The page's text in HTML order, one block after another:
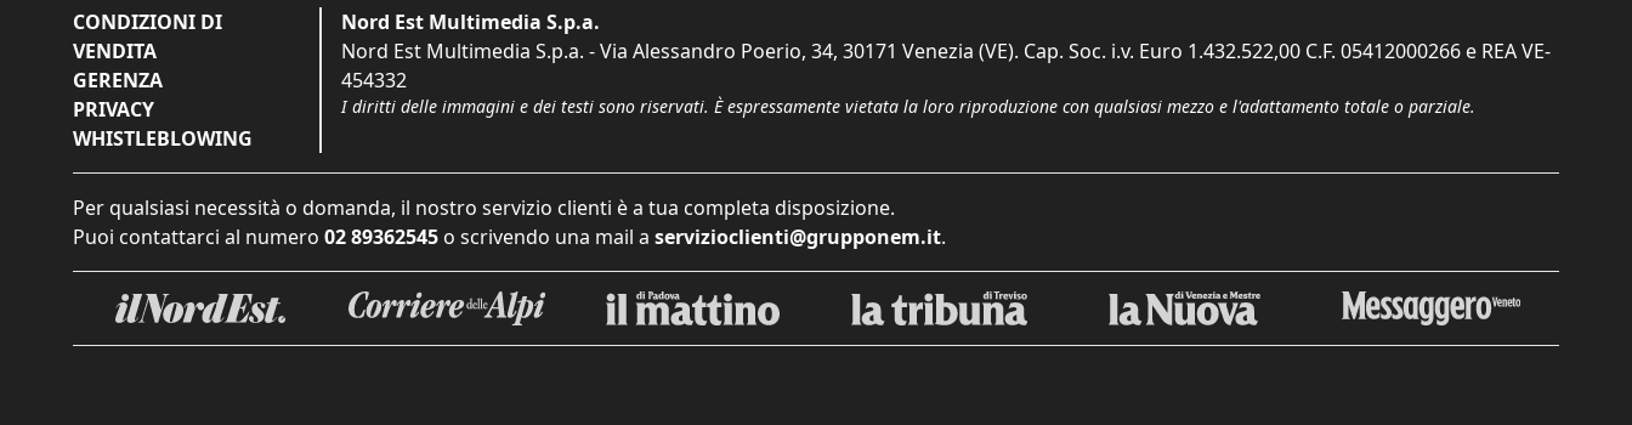
CONDIZIONI DI
VENDITA
GERENZA
PRIVACY
WHISTLEBLOWING
Nord Est Multimedia S.p.a.
Nord Est Multimedia S.p.a. - Via Alessandro Poerio, 34, 30171 Venezia (VE). Cap. Soc. i.v. Euro 1.432.522,00 C.F. 05412000266 e REA VE-
454332
I diritti delle immagini e dei testi sono riservati. È espressamente vietata la loro riproduzione con qualsiasi mezzo e l'adattamento totale o parziale.
Per qualsiasi necessità o domanda, il nostro servizio clienti è a tua completa disposizione.
Puoi contattarci al numero 02 89362545 o scrivendo una mail a servizioclienti@grupponem.it.